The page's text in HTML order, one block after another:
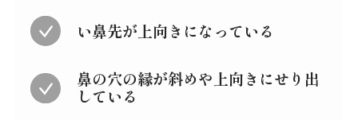
い鼻先が上向きになっている
鼻の穴の縁が斜めや上向きにせり出
している